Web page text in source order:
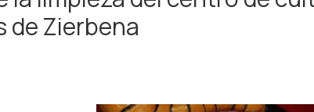
de Zierbena